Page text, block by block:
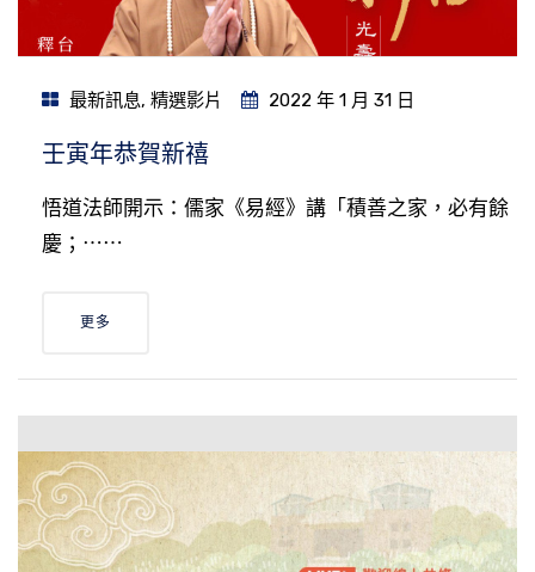
最新訊息, 精選影片 2022 年 1 月 31 日
壬寅年恭賀新禧
悟道法師開示：儒家《易經》講「積善之家，必有餘
慶；⋯⋯
更多